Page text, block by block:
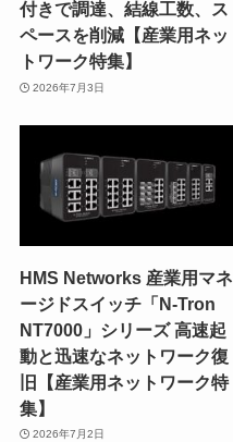
付きで調達、結線工数、ス
ペースを削減【産業用ネッ
トワーク特集】
2026年7月3日
HMS Networks 産業用マネ
ージドスイッチ「N-Tron
NT7000」シリーズ 高速起
動と迅速なネットワーク復
旧【産業用ネットワーク特
集】
2026年7月2日